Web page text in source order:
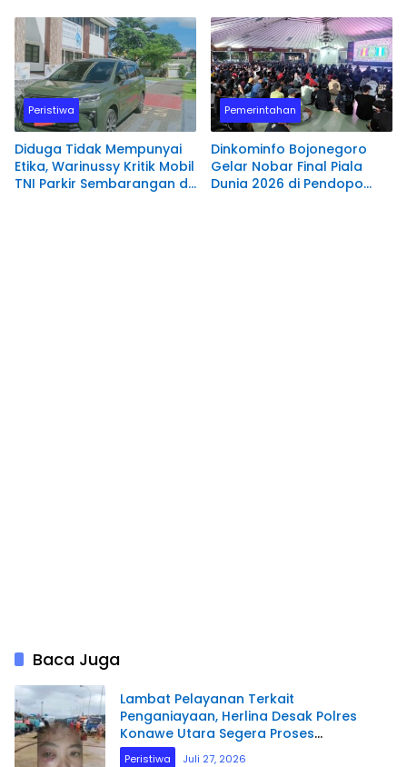
Bendungan Karangnongko
Melaksanakan Diskusi
Terkait Masa Depan
Sumber daya Manusia.
Peristiwa
Diduga Tidak Mempunyai
Etika, Warinussy Kritik Mobil
TNI Parkir Sembarangan di
Pemerintahan
Dinkominfo Bojonegoro
Gelar Nobar Final Piala
Dunia 2026 di Pendopo
Baca Juga
Lambat Pelayanan Terkait
Penganiayaan, Herlina Desak Polres
Konawe Utara Segera Proses
Laporannya.
Peristiwa Juli 27, 2026